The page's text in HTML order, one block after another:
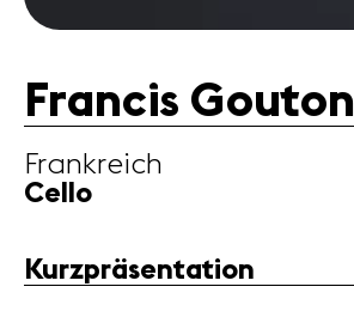
Francis Gouton
Frankreich
Cello
Kurzpräsentation